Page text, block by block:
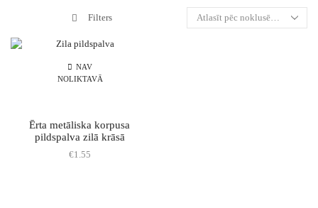
Filters
NAV
NOLIKTAVĀ
Ērta metāliska korpusa
pildspalva zilā krāsā
€1.55